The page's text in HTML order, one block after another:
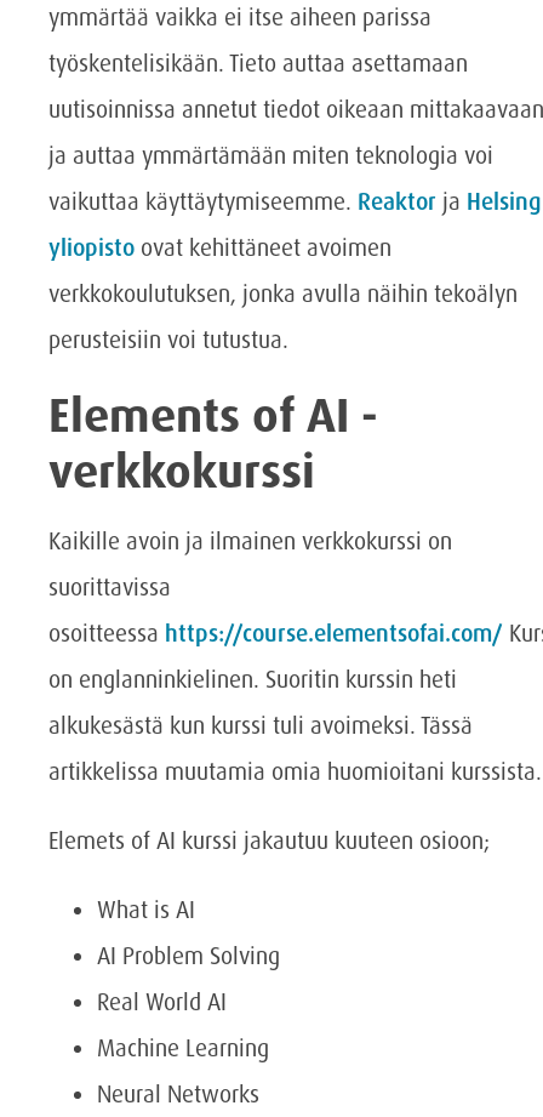
ymmärtää vaikka ei itse aiheen parissa
työskentelisikään. Tieto auttaa asettamaan
uutisoinnissa annetut tiedot oikeaan mittakaavaan
ja auttaa ymmärtämään miten teknologia voi
vaikuttaa käyttäytymiseemme. Reaktor ja
yliopisto ovat kehittäneet avoimen
verkkokoulutuksen, jonka avulla näihin tekoälyn
perusteisiin voi tutustua.
Elements of AI -
verkkokurssi
Kaikille avoin ja ilmainen verkkokurssi on
suorittavissa
osoitteessa https://course.elementsofai.com/
on englanninkielinen. Suoritin kurssin heti
alkukesästä kun kurssi tuli avoimeksi. Tässä
artikkelissa muutamia omia huomioitani kurssista.
Elemets of AI kurssi jakautuu kuuteen osioon;
What is AI
AI Problem Solving
Real World AI
Machine Learning
Neural Networks